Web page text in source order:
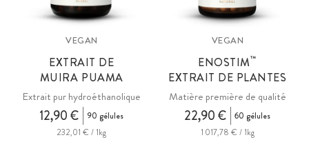
VEGAN
EXTRAIT DE
MUIRA PUAMA
Extrait pur hydroéthanolique
12,90 €
90 gélules
232,01 € / 1kg
VEGAN
ENOSTIM™
EXTRAIT DE PLANTES
Matière première de qualité
22,90 €
60 gélules
1 017,78 € / 1kg